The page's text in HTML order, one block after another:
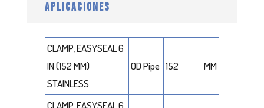
APLICACIONES
CLAMP, EASYSEAL 6
IN (152 MM)
STAINLESS
OD Pipe 152 MM
CLAMP, EASYSEAL 6